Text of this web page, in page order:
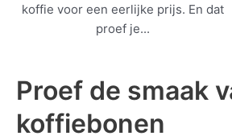
koffie voor een eerlijke prijs. En dat
proef je...
Proef de smaak
koffiebonen